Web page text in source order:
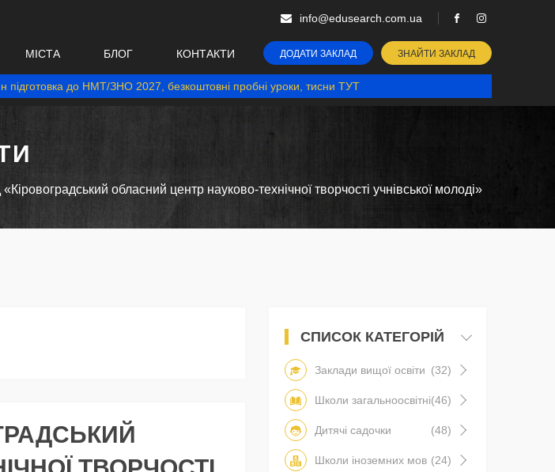
info@edusearch.com.ua
МІСТА БЛОГ КОНТАКТИ ДОДАТИ ЗАКЛАД ЗНАЙТИ ЗАКЛАД
підготовка до НМТ/ЗНО 2027, безкоштовні пробні уроки, тисни ТУТ
обласний центр науково-технічної творчості учнівської молоді»
СПИСОК КАТЕГОРІЙ
Заклади вищої освіти (32)
Школи загальноосвітні(46)
Дитячі садочки (48)
Школи іноземних мов (24)